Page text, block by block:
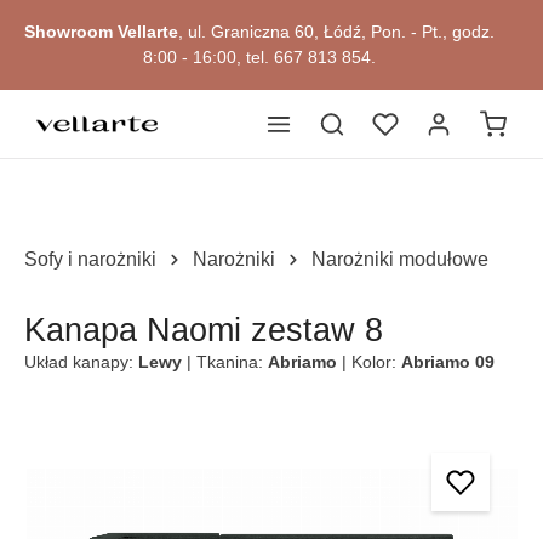
zawartości
Showroom Vellarte , ul. Graniczna 60, Łódź, Pon. - Pt., godz.
8:00 - 16:00, tel. 667 813 854.
Sofy i narożniki Narożniki Narożniki modułowe
Kanapa Naomi zestaw 8
Układ kanapy: Lewy | Tkanina: Abriamo | Kolor: Abriamo 09